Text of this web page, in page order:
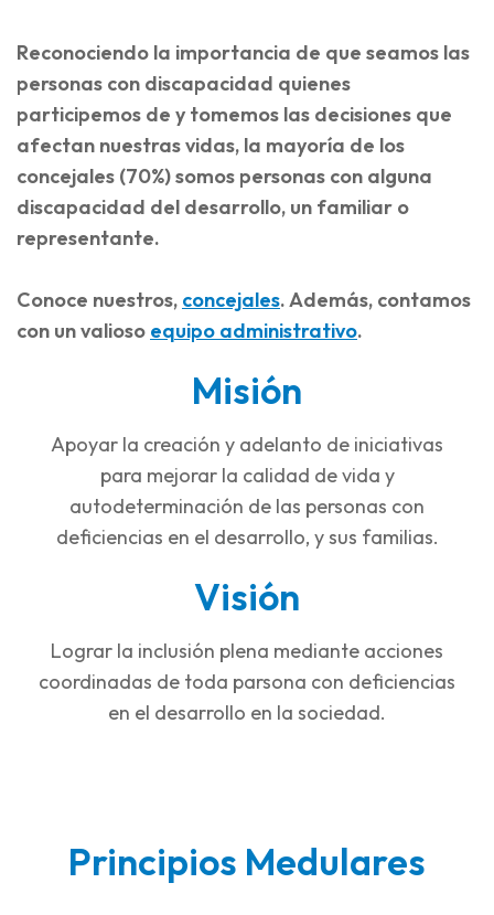
Reconociendo la importancia de que seamos las
personas con discapacidad quienes
participemos de y tomemos las decisiones que
afectan nuestras vidas, la mayoría de los
concejales (70%) somos personas con alguna
discapacidad del desarrollo, un familiar o
representante.
Conoce nuestros, concejales. Además, contamos
con un valioso equipo administrativo.
Misión
Apoyar la creación y adelanto de iniciativas
para mejorar la calidad de vida y
autodeterminación de las personas con
deficiencias en el desarrollo, y sus familias.
Visión
Lograr la inclusión plena mediante acciones
coordinadas de toda parsona con deficiencias
en el desarrollo en la sociedad.
Principios Medulares